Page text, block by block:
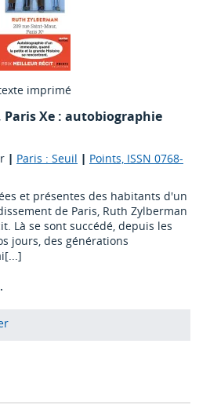
imprimé
Xe : autobiographie
| Paris : Seuil | Points, ISSN 0768-
et présentes des habitants d'un
de Paris, Ruth Zylberman
Là se sont succédé, depuis les
jours, des générations